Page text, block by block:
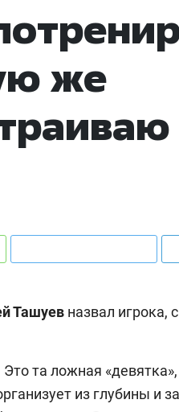
же
Ташуев назвал игрока,
та ложная «девятка»,
из глубины и